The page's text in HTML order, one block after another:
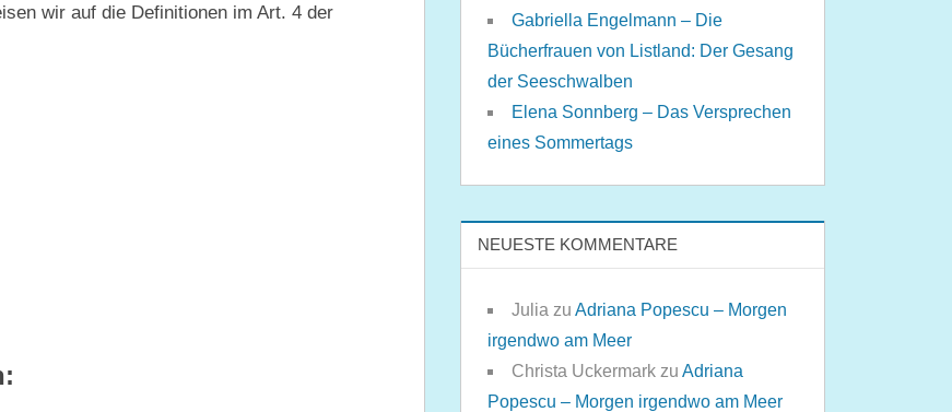
wir auf die Definitionen im Art. 4 der
Gabriella Engelmann – Die
Bücherfrauen von Listland: Der Gesang
der Seeschwalben
Elena Sonnberg – Das Versprechen
eines Sommertags
NEUESTE KOMMENTARE
Julia zuAdriana Popescu – Morgen
irgendwo am Meer
Christa Uckermark zuAdriana
Popescu – Morgen irgendwo am Meer